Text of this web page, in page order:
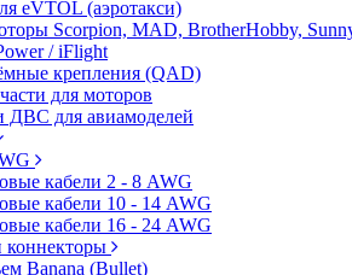
eVTOL (аэротакси)
Scorpion, MAD, BrotherHobby,
/ iFlight
крепления (QAD)
для моторов
ДВС для авиамоделей
кабели 2 - 8 AWG
кабели 10 - 14 AWG
кабели 16 - 24 AWG
коннекторы
Banana (Bullet)